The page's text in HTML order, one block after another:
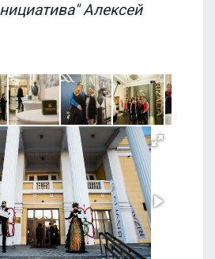
Алексей